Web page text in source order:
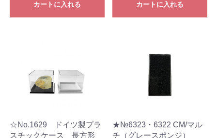
カートに入れる カートに入れる
☆No.1629 ドイツ製プラ
スチックケース 長方形
★№6323・6322 CM/マル
チ（グレースポンジ）